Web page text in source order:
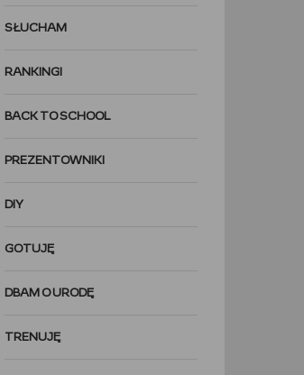
SŁUCHAM
RANKINGI
BACK TO SCHOOL
PREZENTOWNIKI
DIY
GOTUJĘ
DBAM O URODĘ
TRENUJĘ